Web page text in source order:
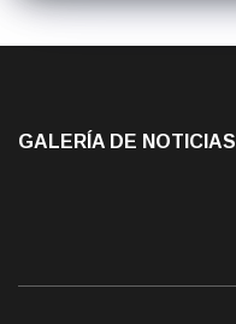
GALERÍA DE NOTICIAS